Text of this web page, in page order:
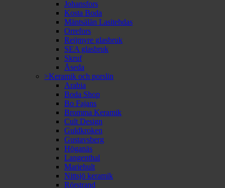
Johansfors
Kosta Boda
Mäntsälän Lasitehdas
Orrefors
Reijmyre glasbruk
SEA glasbruk
Skruf
Åseda
>Keramik och porslin
Arabia
Boda Shop
Bo Fajans
Bromma Keramik
Cult Design
Guldkroken
Gustavsberg
Höganäs
Langenthal
Mariehult
Nittsjö keramik
Rörstrand